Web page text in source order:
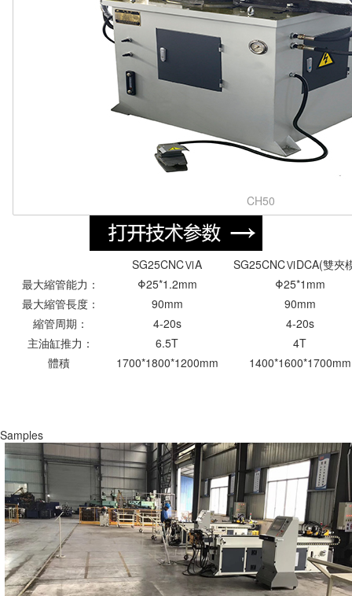
CH50
SG25CNCⅥA
SG25CNCⅥDCA(雙夾
最大縮管能力：
Φ25*1.2mm
Φ25*1mm
最大縮管長度：
90mm
90mm
縮管周期：
4-20s
4-20s
主油缸推力：
6.5T
4T
體積
1700*1800*1200mm 1400*1600*1700mm
Samples